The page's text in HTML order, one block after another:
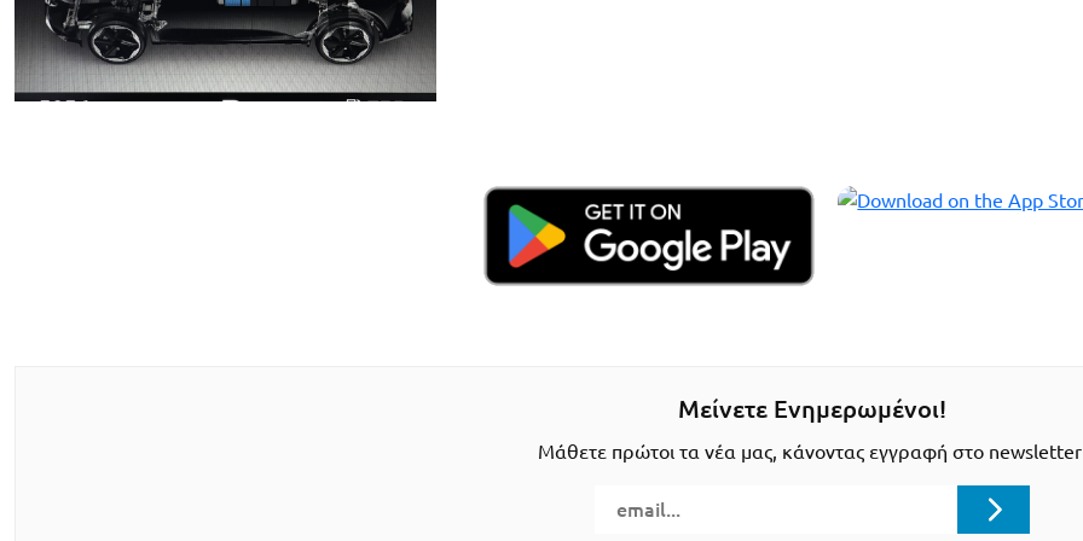
Μείνετε Ενημερωμένοι!
Μάθετε πρώτοι τα νέα μας, κάνοντας εγγραφή στο